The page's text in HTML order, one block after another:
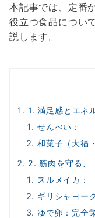
本記事では、定番
役立つ食品につい
説します。
1. 満足感とエネ
せんべい：
和菓子（大福
2. 筋肉を守る、
スルメイカ：
ギリシャヨー
ゆで卵：完全